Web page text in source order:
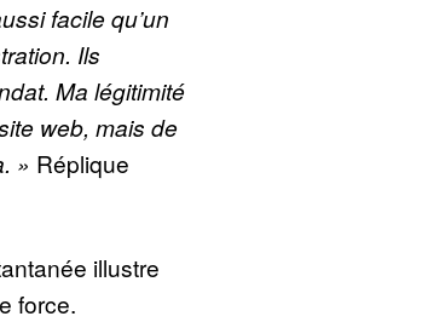
facile qu’un
Ils
Ma légitimité
web, mais de
» Réplique
illustre
force.